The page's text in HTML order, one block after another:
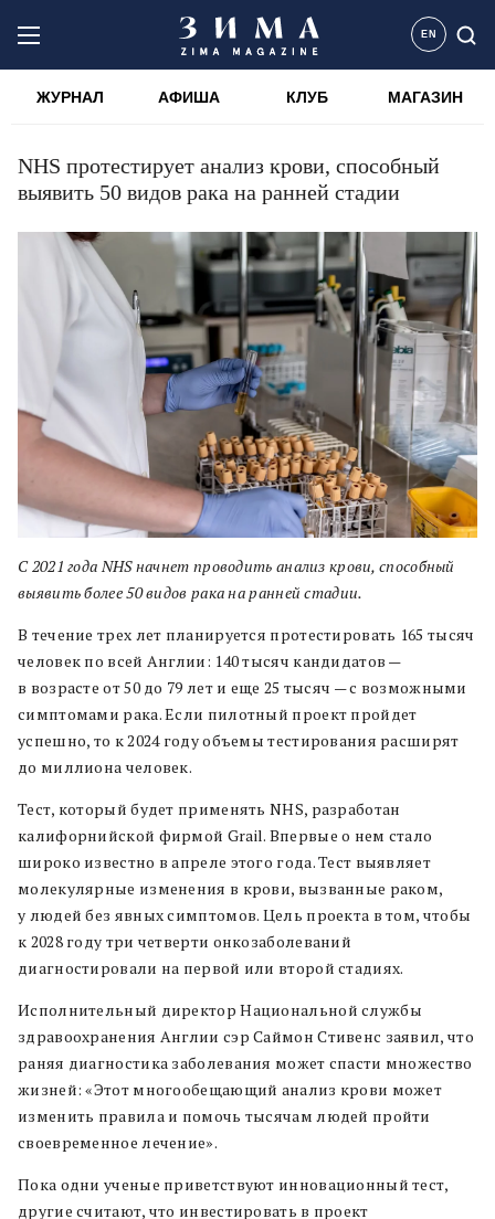
EN
ЖУРНАЛ АФИША КЛУБ МАГАЗИН
NHS протестирует анализ крови, способный
выявить 50 видов рака на ранней стадии
С 2021 года NHS начнет проводить анализ крови, способный
выявить более 50 видов рака на ранней стадии.
В течение трех лет планируется протестировать 165 тысяч
человек по всей Англии: 140 тысяч кандидатов —
в возрасте от 50 до 79 лет и еще 25 тысяч — с возможными
симптомами рака. Если пилотный проект пройдет
успешно, то к 2024 году объемы тестирования расширят
до миллиона человек.
Тест, который будет применять NHS, разработан
калифорнийской фирмой Grail. Впервые о нем стало
широко известно в апреле этого года. Тест выявляет
молекулярные изменения в крови, вызванные раком,
у людей без явных симптомов. Цель проекта в том, чтобы
к 2028 году три четверти онкозаболеваний
диагностировали на первой или второй стадиях.
Исполнительный директор Национальной службы
здравоохранения Англии сэр Саймон Стивенс заявил, что
раняя диагностика заболевания может спасти множество
жизней: «Этот многообещающий анализ крови может
изменить правила и помочь тысячам людей пройти
своевременное лечение».
Пока одни ученые приветствуют инновационный тест,
другие считают, что инвестировать в проект